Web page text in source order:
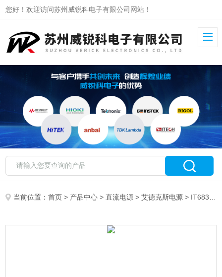
您好！欢迎访问苏州威锐科电子有限公司网站！
当前位置：首页 > 产品中心 >直流电源 >艾德克斯电源 > IT6835A艾德克斯单通道直流电源